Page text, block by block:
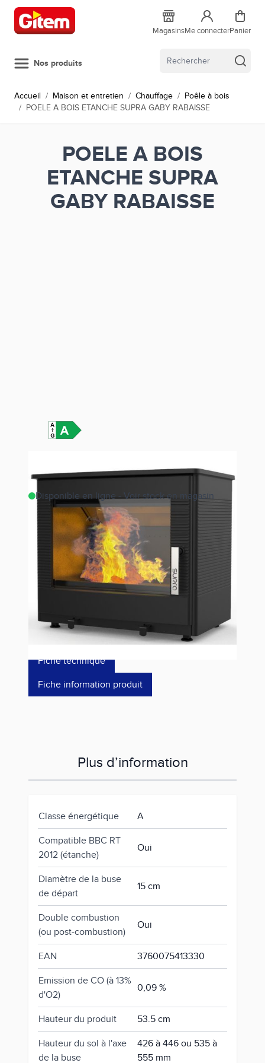
Allez au contenu
MagasinsMe connecterPanier
Nos produits
Accueil / Maison et entretien / Chauffage / Poêle à bois
/ POELE A BOIS ETANCHE SUPRA GABY RABAISSE
POELE A BOIS
ETANCHE SUPRA
GABY RABAISSE
Disponible en ligne - Voir stock en magasin
Estimer les frais de port
Référence GABY RABAISSE
1 789,00 €
Fiche technique
Fiche information produit
Plus d’information
Classe énergétique A
Compatible BBC RT
2012 (étanche)
Oui
Diamètre de la buse
de départ
15 cm
Double combustion
(ou post-combustion)
Oui
EAN 3760075413330
Emission de CO (à 13%
d'O2)
0,09 %
Hauteur du produit 53.5 cm
Hauteur du sol à l'axe
de la buse
426 à 446 ou 535 à
555 mm